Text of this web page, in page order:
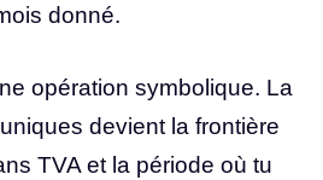
donné.
opération symbolique. La
devient la frontière
TVA et la période où tu